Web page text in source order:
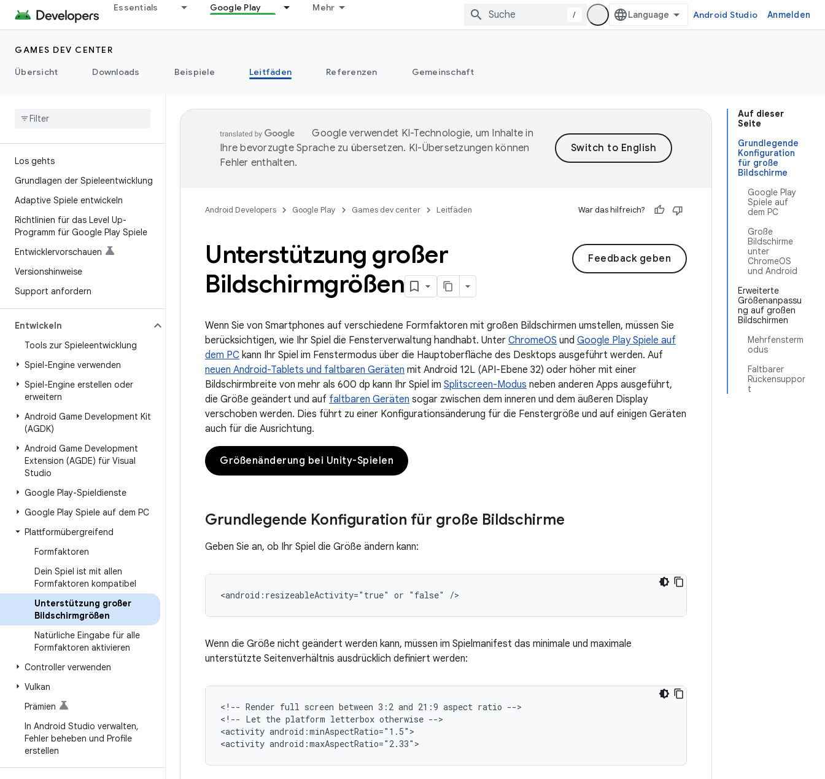
Essentials Google Play Mehr
/ Android Studio Anmelden
GAMES DEV CENTER
Übersicht
Downloads Beispiele Leitfäden Referenzen Gemeinschaft
Los gehts
Grundlagen der Spieleentwicklung
Adaptive Spiele entwickeln
Richtlinien für das Level Up-
Programm für Google Play Spiele
Entwicklervorschauen
Versionshinweise
Support anfordern
Entwickeln
Tools zur Spieleentwicklung
Spiel-Engine verwenden
Spiel-Engine erstellen oder
erweitern
Android Game Development Kit
(AGDK)
Android Game Development
Extension (AGDE) für Visual
Studio
Google Play-Spieldienste
Google Play Spiele auf dem PC
Plattformübergreifend
Formfaktoren
Dein Spiel ist mit allen
Formfaktoren kompatibel
Unterstützung großer
Bildschirmgrößen
Natürliche Eingabe für alle
Formfaktoren aktivieren
Controller verwenden
Vulkan
Prämien
In Android Studio verwalten,
Fehler beheben und Profile
erstellen
Auf dieser
Seite
Grundlegende
Konfiguration
für große
Bildschirme
Google Play
Spiele auf
dem PC
Große
Bildschirme
unter
ChromeOS
und Android
Erweiterte
Größenanpassu
ng auf großen
Bildschirmen
Mehrfensterm
odus
Faltbarer
Rückensuppor
t
Google verwendet KI-Technologie, um Inhalte in
Ihre bevorzugte Sprache zu übersetzen. KI-Übersetzungen können
Fehler enthalten.
Android Developers Google Play Games dev center Leitfäden War das hilfreich?
Feedback geben
Unterstützung großer
Bildschirmgrößen
Wenn Sie von Smartphones auf verschiedene Formfaktoren mit großen Bildschirmen umstellen, müssen Sie
berücksichtigen, wie Ihr Spiel die Fensterverwaltung handhabt. Unter ChromeOS und Google Play Spiele auf
dem PC kann Ihr Spiel im Fenstermodus über die Hauptoberfläche des Desktops ausgeführt werden. Auf
neuen Android-Tablets und faltbaren Geräten mit Android 12L (API-Ebene 32) oder höher mit einer
Bildschirmbreite von mehr als 600 dp kann Ihr Spiel im Splitscreen-Modus neben anderen Apps ausgeführt,
die Größe geändert und auf faltbaren Geräten sogar zwischen dem inneren und dem äußeren Display
verschoben werden. Dies führt zu einer Konfigurationsänderung für die Fenstergröße und auf einigen Geräten
auch für die Ausrichtung.
Größenänderung bei Unity-Spielen
Grundlegende Konfiguration für große Bildschirme
Geben Sie an, ob Ihr Spiel die Größe ändern kann:
<android:resizeableActivity="true" or "false"
Wenn die Größe nicht geändert werden kann, müssen im Spielmanifest das minimale und maximale
unterstützte Seitenverhältnis ausdrücklich definiert werden:
<!-- Render full screen between 3:2 and 21:9 aspect ratio -->
<!-- Let the platform letterbox otherwise -->
<activity android:minAspectRatio="1.5">
<activity